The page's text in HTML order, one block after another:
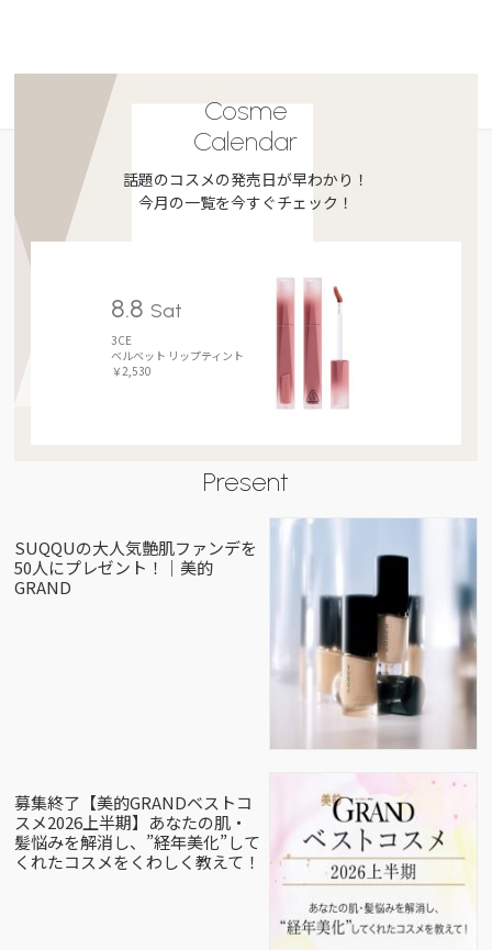
Cosme
Calendar
話題のコスメの発売日が早わかり！
今月の一覧を今すぐチェック！
8.8 Sat
3CE
ベルベット リップティント
￥2,530
Present
SUQQUの大人気艶肌ファンデを
50人にプレゼント！｜美的
GRAND
募集終了【美的GRANDベストコ
スメ2026上半期】あなたの肌・
髪悩みを解消し、”経年美化”して
くれたコスメをくわしく教えて！